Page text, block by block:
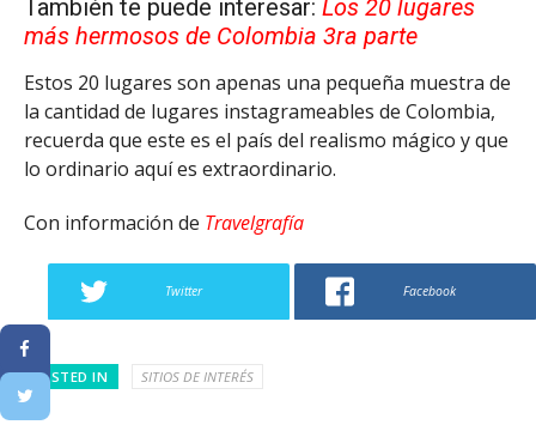
También te puede interesar: Los 20 lugares
más hermosos de Colombia 3ra parte
Estos 20 lugares son apenas una pequeña muestra de
la cantidad de lugares instagrameables de Colombia,
recuerda que este es el país del realismo mágico y que
lo ordinario aquí es extraordinario.
Con información de Travelgrafía
Twitter Facebook
POSTED IN SITIOS DE INTERÉS